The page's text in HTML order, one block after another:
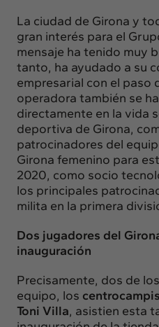
La ciudad de Girona y
gran interés para el
mensaje ha tenido muy
tanto, ha ayudado a su
empresarial con el paso
operadora también se
directamente en la vida
deportiva de Girona,
patrocinadores del
Girona femenino para
2020, como socio
los principales
milita en la primera
Dos jugadores del
inauguración
Precisamente, dos de
equipo, los
Toni Villa, asistien esta